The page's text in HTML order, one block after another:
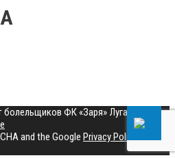
ФК «Заря» Луганск
and the Google Privacy Policy